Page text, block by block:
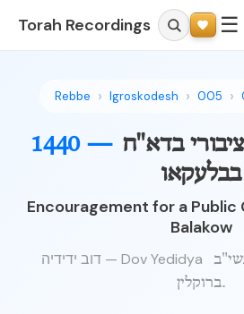
Torah Recordings ☰
Rebbe Igroskodesh 005
1440 — בדא"ח
בבלעקאו
Encouragement for a Public
Balakow
דוב ידידיה — Dov Yedidya
ברוקלין.